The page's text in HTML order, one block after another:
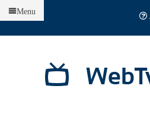
Menu